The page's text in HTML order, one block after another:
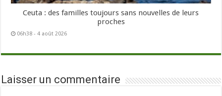
Ceuta : des familles toujours sans nouvelles de leurs
proches
06h38 - 4 août 2026
Laisser un commentaire